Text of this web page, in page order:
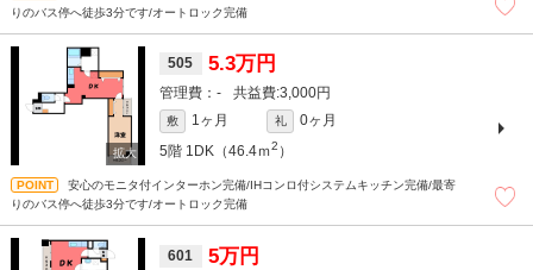
りのバス停へ徒歩3分です/オートロック完備
505 5.3万円
- 3,000円
敷 1ヶ月 礼
0ヶ月
5階 1DK（46.4ｍ2 ）
安心のモニタ付インターホン完備/IHコンロ付システムキッチン完備/最寄
りのバス停へ徒歩3分です/オートロック完備
601 5万円